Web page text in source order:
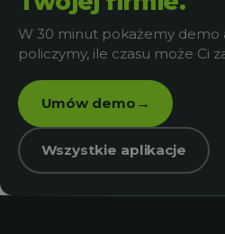
W 30 minut pokażemy demo
policzymy, ile czasu może Ci
Umów demo →
Wszystkie aplikacje